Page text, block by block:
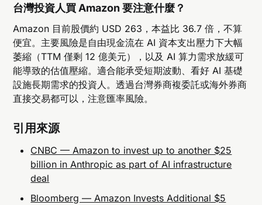
台灣投資人買 Amazon 要注意什麼？
Amazon 目前股價約 USD 263，本益比 36.7 倍，不算
便宜。主要風險是自由現金流在 AI 資本支出壓力下大幅
萎縮（TTM 僅剩 12 億美元），以及 AI 算力需求放緩可
能導致的估值壓縮。適合能承受短期波動、看好 AI 基礎
設施長期需求的投資人。透過台灣券商複委託或海外券商
直接交易都可以，注意匯率風險。
引用來源
CNBC — Amazon to invest up to another $25
billion in Anthropic as part of AI infrastructure
deal
Bloomberg — Amazon Invests Additional $5